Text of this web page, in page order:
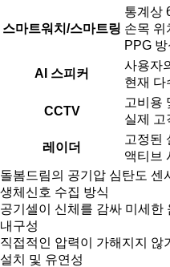
스마트워치/스마트링
통계상
손목 위
PPG
AI 스피커
사용자
현재 다
CCTV
고비용
실제 고
레이더
고정된
액티브
돌봄드림의 공기압 심탄도 센
생체신호 수집 방식
공기셀이 신체를 감싸 미세한
내구성
직접적인 압력이 가해지지 않
설치 및 유연성